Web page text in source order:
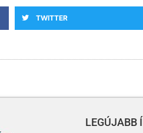
TWITTER
LEGÚJABB